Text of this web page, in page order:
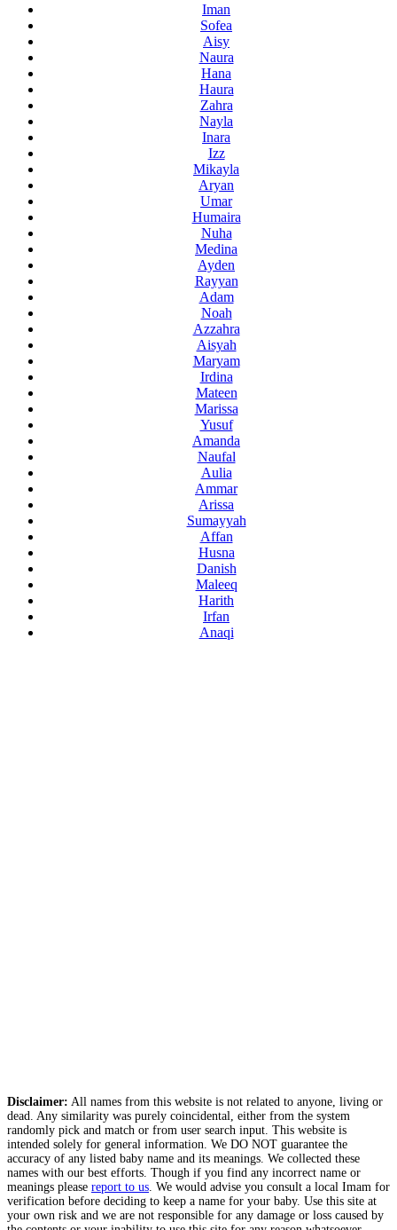
Iman
Sofea
Aisy
Naura
Hana
Haura
Zahra
Nayla
Inara
Izz
Mikayla
Aryan
Umar
Humaira
Nuha
Medina
Ayden
Rayyan
Adam
Noah
Azzahra
Aisyah
Maryam
Irdina
Mateen
Marissa
Yusuf
Amanda
Naufal
Aulia
Ammar
Arissa
Sumayyah
Affan
Husna
Danish
Maleeq
Harith
Irfan
Anaqi
Disclaimer: All names from this website is not related to anyone, living or
dead. Any similarity was purely coincidental, either from the system
randomly pick and match or from user search input. This website is
intended solely for general information. We DO NOT guarantee the
accuracy of any listed baby name and its meanings. We collected these
names with our best efforts. Though if you find any incorrect name or
meanings please report to us . We would advise you consult a local Imam for
verification before deciding to keep a name for your baby. Use this site at
your own risk and we are not responsible for any damage or loss caused by